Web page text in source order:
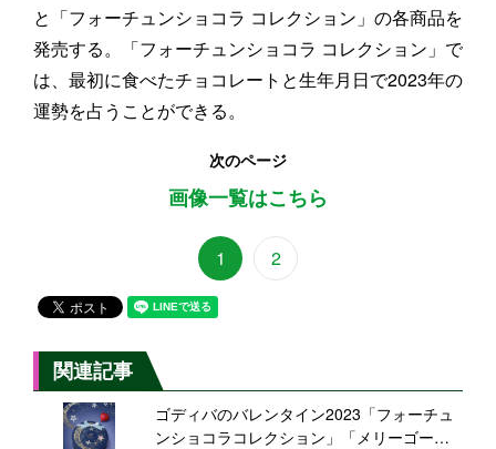
と「フォーチュンショコラ コレクション」の各商品を
発売する。「フォーチュンショコラ コレクション」で
は、最初に食べたチョコレートと生年月日で2023年の
運勢を占うことができる。
次のページ
画像一覧はこちら
1 2
関連記事
ゴディバのバレンタイン2023「フォーチュ
ンショコラコレクション」「メリーゴーラ